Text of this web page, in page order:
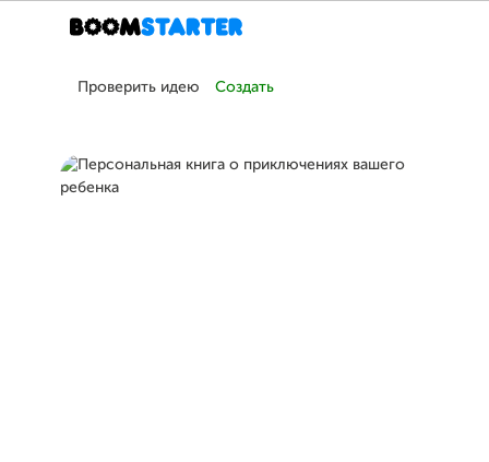
Проверить идею Создать